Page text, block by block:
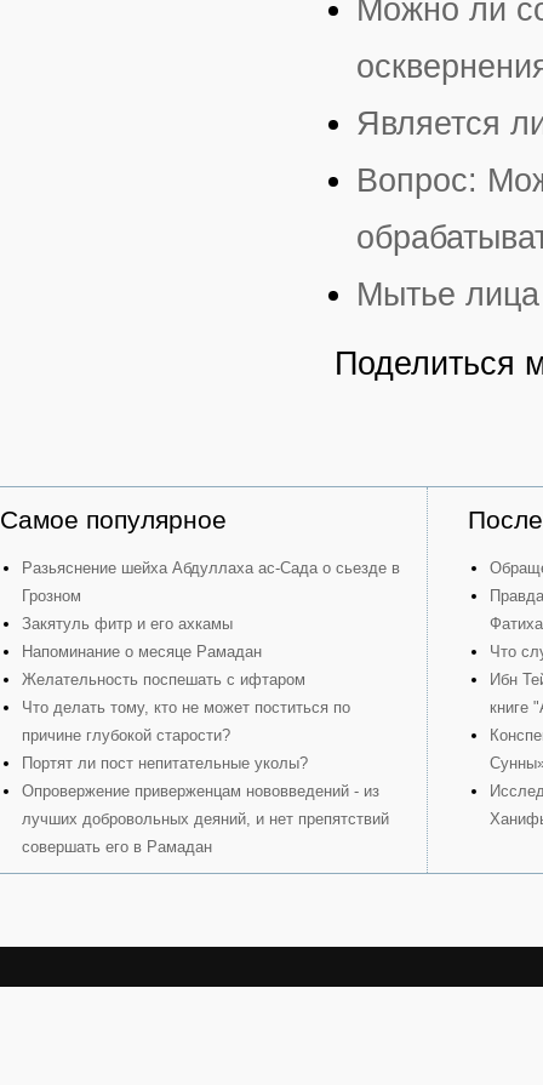
Можно ли
Является
Вопрос:
Мытье
Поделиться
Самое популярное
Разьяснение шейха Абдуллаха ас-Сада о сьезде в
Грозном
Закятуль фитр и его ахкамы
Напоминание о месяце Рамадан
Желательность поспешать с ифтаром
Что делать тому, кто не может поститься по
причине глубокой старости?
Портят ли пост непитательные уколы?
Опровержение приверженцам нововведений - из
лучших добровольных деяний, и нет препятствий
совершать его в Рамадан
Что
Ибн
книге